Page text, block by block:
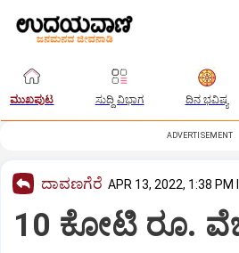
ಮುಖಪುಟ ಸುದ್ದಿ ವಿಭಾಗ ದಿನ ಭವಿಷ್ಯ
ADVERTISEMENT
ದಾವಣಗೆರೆ APR 13, 2022, 1:38 PM
10 ಕೋಟಿ ರೂ.